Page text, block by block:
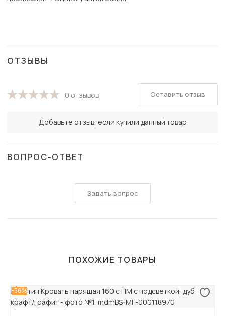
ОТЗЫВЫ
0 отзывов
Добавьте отзыв, если купили данный товар
Оставить отзыв
ВОПРОС-ОТВЕТ
Задать вопрос
ПОХОЖИЕ ТОВАРЫ
-56%